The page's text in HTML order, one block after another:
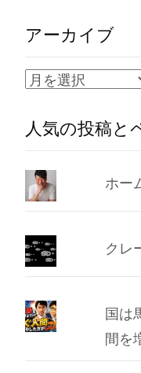
アーカイブ
ア
カ
イ
ブ
人気の投稿と
ホー
クレ
国は
間を